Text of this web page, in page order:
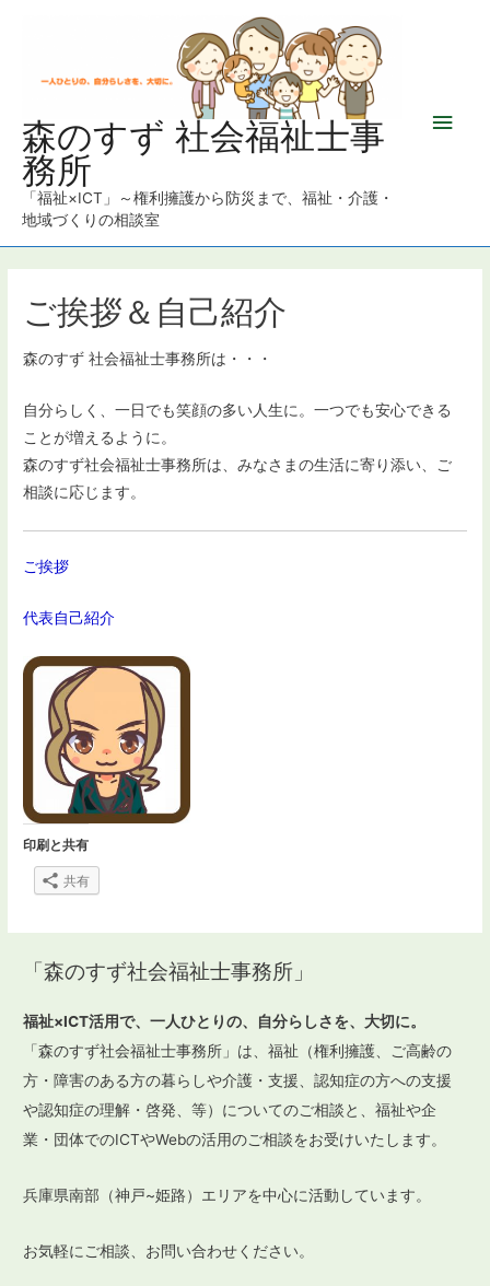
森のすず 社会福祉士事
務所
「福祉×ICT」～権利擁護から防災まで、福祉・介護・
地域づくりの相談室
メ
ー
ご挨拶＆自己紹介
森のすず 社会福祉士事務所は・・・
自分らしく、一日でも笑顔の多い人生に。一つでも安心できる
ことが増えるように。
森のすず社会福祉士事務所は、みなさまの生活に寄り添い、ご
相談に応じます。
ご挨拶
代表自己紹介
印刷と共有
共有
「森のすず社会福祉士事務所」
福祉×ICT活用で、一人ひとりの、自分らしさを、大切に。
「森のすず社会福祉士事務所」は、福祉（権利擁護、ご高齢の
方・障害のある方の暮らしや介護・支援、認知症の方への支援
や認知症の理解・啓発、等）についてのご相談と、福祉や企
業・団体でのICTやWebの活用のご相談をお受けいたします。
兵庫県南部（神戸~姫路）エリアを中心に活動しています。
お気軽にご相談、お問い合わせください。